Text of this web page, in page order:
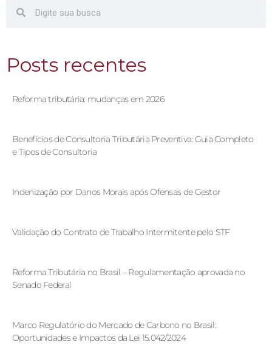
Posts recentes
Reforma tributária: mudanças em 2026
Benefícios de Consultoria Tributária Preventiva: Guia Completo
e Tipos de Consultoria
Indenização por Danos Morais após Ofensas de Gestor
Validação do Contrato de Trabalho Intermitente pelo STF
Reforma Tributária no Brasil – Regulamentação aprovada no
Senado Federal
Marco Regulatório do Mercado de Carbono no Brasil:
Oportunidades e Impactos da Lei 15.042/2024